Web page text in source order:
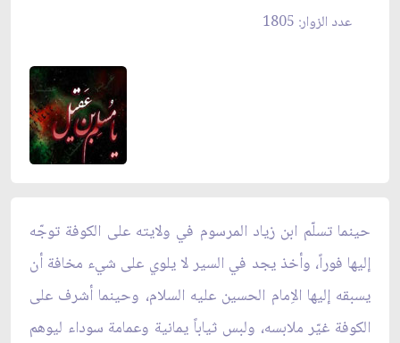
عدد الزوار: 1805
حينما تسلّم ابن زياد المرسوم في ولايته على الكوفة توجّه
إليها فوراً، وأخذ يجد في السير لا يلوي على شيء مخافة أن
يسبقه إليها الاِمام الحسين عليه السلام، وحينما أشرف على
الكوفة غيّر ملابسه، ولبس ثياباً يمانية وعمامة سوداء ليوهم